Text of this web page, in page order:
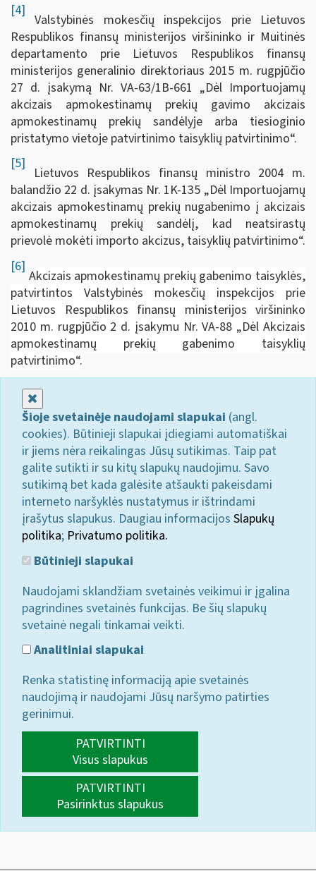
[4]
Valstybinės mokesčių inspekcijos prie Lietuvos
Respublikos finansų ministerijos viršininko ir Muitinės
departamento prie Lietuvos Respublikos finansų
ministerijos generalinio direktoriaus 2015 m. rugpjūčio
27 d. įsakymą Nr. VA-63/1B-661 „Dėl Importuojamų
akcizais apmokestinamų prekių gavimo akcizais
apmokestinamų prekių sandėlyje arba tiesioginio
pristatymo vietoje patvirtinimo taisyklių patvirtinimo“.
[5]
Lietuvos Respublikos finansų ministro 2004 m.
balandžio 22 d. įsakymas Nr. 1K-135 „Dėl Importuojamų
akcizais apmokestinamų prekių nugabenimo į akcizais
apmokestinamų prekių sandėlį, kad neatsirastų
prievolė mokėti importo akcizus, taisyklių patvirtinimo“.
[6]
Akcizais apmokestinamų prekių gabenimo taisyklės,
patvirtintos Valstybinės mokesčių inspekcijos prie
Lietuvos Respublikos finansų ministerijos viršininko
2010 m. rugpjūčio 2 d. įsakymu Nr. VA-88 „Dėl Akcizais
apmokestinamų prekių gabenimo taisyklių
patvirtinimo“.
Šioje svetainėje naudojami slapukai (angl.
cookies). Būtinieji slapukai įdiegiami automatiškai
ir jiems nėra reikalingas Jūsų sutikimas. Taip pat
galite sutikti ir su kitų slapukų naudojimu. Savo
sutikimą bet kada galėsite atšaukti pakeisdami
interneto naršyklės nustatymus ir ištrindami
įrašytus slapukus. Daugiau informacijos Slapukų
politika; Privatumo politika.
Būtinieji slapukai
Naudojami sklandžiam svetainės veikimui ir įgalina
pagrindines svetainės funkcijas. Be šių slapukų
svetainė negali tinkamai veikti.
Analitiniai slapukai
Renka statistinę informaciją apie svetainės
naudojimą ir naudojami Jūsų naršymo patirties
gerinimui.
PATVIRTINTI
Visus slapukus
PATVIRTINTI
Pasirinktus slapukus